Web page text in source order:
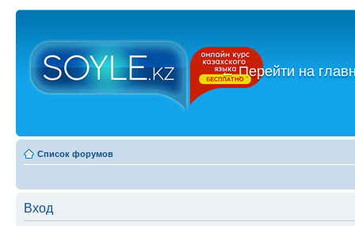
←Перейти на
Список форумов
Вход